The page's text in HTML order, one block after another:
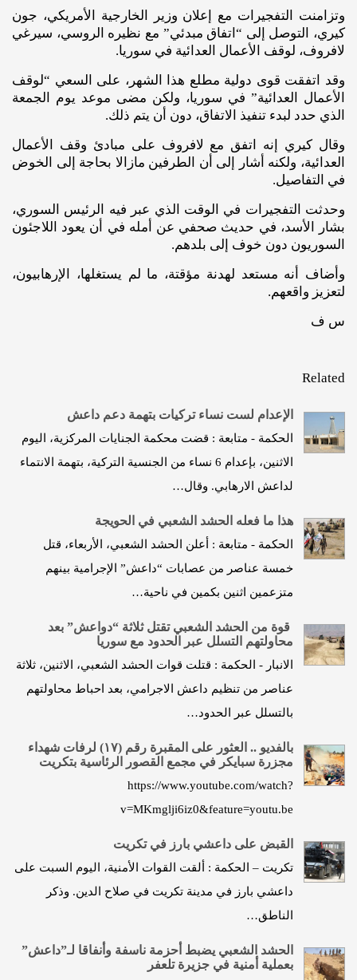
وتزامنت التفجيرات مع إعلان وزير الخارجية الأمريكي، جون
كيري، التوصل إلى “اتفاق مبدئي” مع نظيره الروسي، سيرغي
لافروف، لوقف الأعمال العدائية في سوريا.
وقد اتفقت قوى دولية مطلع هذا الشهر، على السعي “لوقف
الأعمال العدائية” في سوريا، ولكن مضى موعد يوم الجمعة
الذي حدد لبدء تنفيذ الاتفاق، دون أن يتم ذلك.
وقال كيري إنه اتفق مع لافروف على مبادئ وقف الأعمال
العدائية، ولكنه أشار إلى أن الطرفين مازالا بحاجة إلى الخوض
في التفاصيل.
وحدثت التفجيرات في الوقت الذي عبر فيه الرئيس السوري،
بشار الأسد، في حديث صحفي عن أمله في أن يعود اللاجئون
السوريون دون خوف إلى بلدهم.
وأضاف أنه مستعد لهدنة مؤقتة، ما لم يستغلها، الإرهابيون،
لتعزيز واقعهم.
س ف
Related
الإعدام لست نساء تركيات بتهمة دعم داعش
الحكمة - متابعة : قضت محكمة الجنايات المركزية، اليوم
الاثنين، بإعدام 6 نساء من الجنسية التركية، بتهمة الانتماء
لداعش الارهابي. وقال…
هذا ما فعله الحشد الشعبي في الحويجة
الحكمة - متابعة : أعلن الحشد الشعبي، الأربعاء، قتل
خمسة عناصر من عصابات “داعش” الإجرامية بينهم
متزعمين اثنين بكمين في ناحية…
قوة من الحشد الشعبي تقتل ثلاثة “دواعش” بعد
محاولتهم التسلل عبر الحدود مع سوريا
الانبار - الحكمة : قتلت قوات الحشد الشعبي، الاثنين، ثلاثة
عناصر من تنظيم داعش الاجرامي، بعد احباط محاولتهم
بالتسلل عبر الحدود…
بالفديو .. العثور على المقبرة رقم (١٧) لرفات شهداء
مجزرة سبايكر في مجمع القصور الرئاسية بتكريت
https://www.youtube.com/watch?
v=MKmglji6iz0&feature=youtu.be
القبض على داعشي بارز في تكريت
تكريت – الحكمة : ألقت القوات الأمنية، اليوم السبت على
داعشي بارز في مدينة تكريت في صلاح الدين. وذكر
الناطق…
الحشد الشعبي يضبط أحزمة ناسفة وأنفاقا لـ”داعش”
بعملية أمنية في جزيرة تلعفر